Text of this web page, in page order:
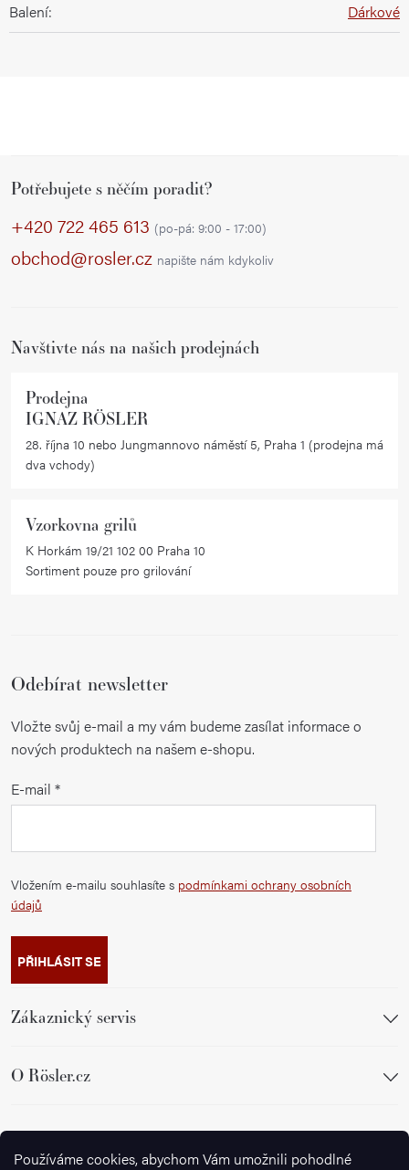
Používáme cookies, abychom Vám umožnili pohodlné
Balení: Dárkové
Potřebujete s něčím poradit?
+420 722 465 613 (po-pá: 9:00 - 17:00)
obchod@rosler.cz napište nám kdykoliv
Navštivte nás na našich prodejnách
Prodejna
IGNAZ RÖSLER
28. října 10 nebo Jungmannovo náměstí 5, Praha 1 (prodejna má
dva vchody)
Vzorkovna grilů
K Horkám 19/21 102 00 Praha 10
Sortiment pouze pro grilování
Odebírat newsletter
Vložte svůj e-mail a my vám budeme zasílat informace o
nových produktech na našem e-shopu.
E-mail
Vložením e-mailu souhlasíte s podmínkami ochrany osobních
údajů
PŘIHLÁSIT SE
Zákaznický servis
O Rösler.cz
Sledujte nás